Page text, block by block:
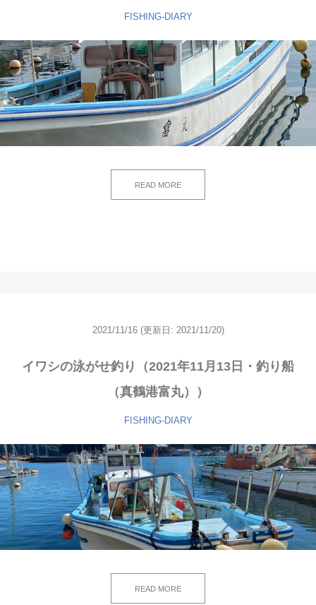
FISHING-DIARY
READ MORE
2021/11/16 (更新日: 2021/11/20)
イワシの泳がせ釣り（2021年11月13日・釣り船
（真鶴港富丸））
FISHING-DIARY
READ MORE